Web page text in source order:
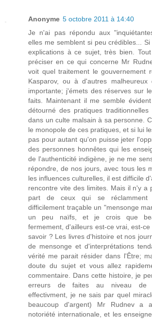
Anonyme 5 octobre 2011 à 14:40
Je n'ai pas répondu aux
elles me semblent si peu crédibles...
explications à ce sujet, très bien.
préciser en ce qui concerne Mr
voit quel traitement le gouvernement
Kasparov, ou à d'autres malheureux
importante; j'émets des réserves sur
faits. Maintenant il me semble
détourné des pratiques
dans un culte malsain à sa personne.
le monopole de ces pratiques, et si lui
pas pour autant qu'on puisse jeter
des personnes honnêtes qui les
de l'authenticité indigène, je ne me
répondre, de nos jours, avec tous les
les influences culturelles, il est difficile
rencontre vite des limites. Mais il n'y a
part de ceux qui se réclamment
difficilement traçable un "mensonge
un peu naïfs, et je crois que
fermement, d'ailleurs est-ce vrai, est-
savoir ? Les livres d'histoire et nos
de mensonge et d'interprétations
vérité me parait résider dans l'Être;
doute du sujet et vous allez
commentaire. Dans cette histoire, je
erreurs de faites au niveau de
effectivment, je ne sais par quel
beaucoup d'argent) Mr Rudnev a
notoriété internationale, et les